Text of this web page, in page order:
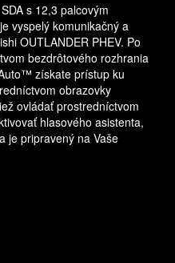
s 12,3 palcovým
vyspelý komunikačný a
OUTLANDER PHEV. Po
bezdrôtového rozhrania
získate prístup ku
obrazovky
ovládať prostredníctvom
hlasového asistenta,
je pripravený na Vaše